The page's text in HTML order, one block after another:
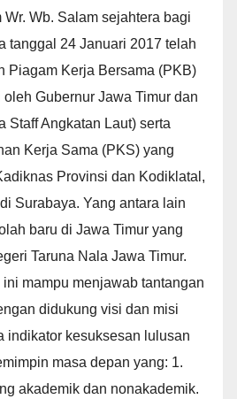
Wb. Salam sejahtera bagi
tanggal 24 Januari 2017 telah
Piagam Kerja Bersama (PKB)
Gubernur Jawa Timur dan
Staff Angkatan Laut) serta
Kerja Sama (PKS) yang
Provinsi dan Kodiklatal,
Surabaya. Yang antara lain
baru di Jawa Timur yang
Taruna Nala Jawa Timur.
mampu menjawab tantangan
didukung visi dan misi
indikator kesuksesan lulusan
masa depan yang: 1.
akademik dan nonakademik.